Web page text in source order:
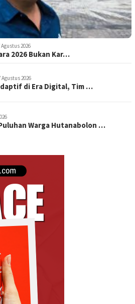
Agustus 2026
2026 Bukan Kar…
Agustus 2026
di Era Digital, Tim …
Warga Hutanabolon …